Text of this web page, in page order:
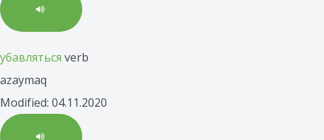
убавляться verb
azaymaq
Modified: 04.11.2020